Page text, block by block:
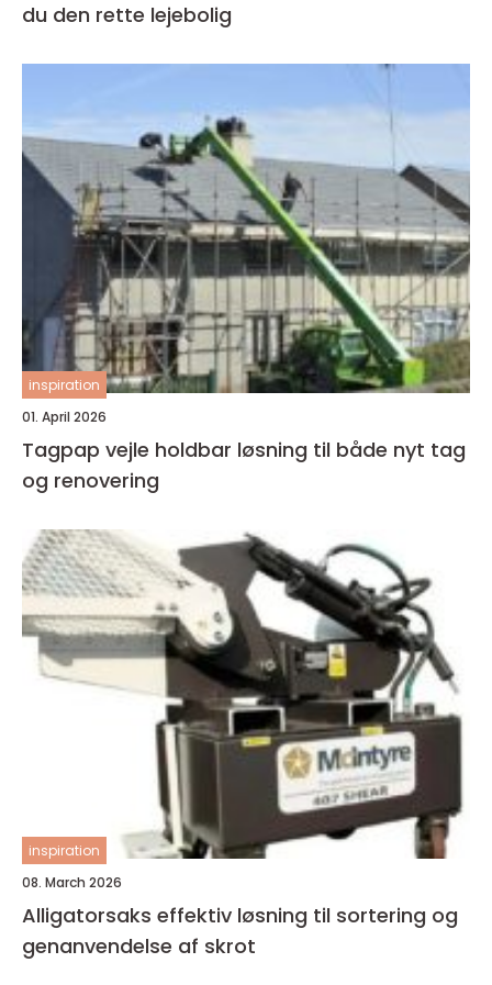
du den rette lejebolig
inspiration
01. April 2026
Tagpap vejle holdbar løsning til både nyt tag
og renovering
inspiration
08. March 2026
Alligatorsaks effektiv løsning til sortering og
genanvendelse af skrot